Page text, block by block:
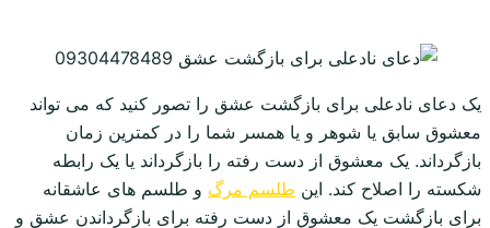
یک دعای نادعلی برای بازگشت عشق را تصور کنید که می تواند
معشوق سابق یا شوهر و یا همسر شما را در کمترین زمان
بازگرداند. یک معشوق از دست رفته را بازگرداند یا یک رابطه
شکسته را اصلاح کند. این طلسم مرگ و طلسم های عاشقانه
برای بازگشت یک معشوق از دست رفته برای بازگرداندن عشق و